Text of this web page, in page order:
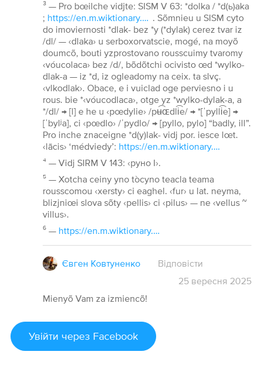
³ — Pro bœilche vidjte: SISM V 63: *dolka / *d(ь)aka
;
https://en.m.wiktionary.org/wiki/dlaka . Sõmnieu u SISM cyto
do imoviernosti *dlak- bez *y (*dylak) cerez tvar iz
/dl/ — ‹dlaka› u serboxorvatscie, mogé, na moyõ
doumcõ, bouti yzprostovano rousscuimy tvaromy
‹vóucolaca› bez /d/, bõdõtchi ocivisto œd *wylko-
dlak-a — iz *d, iz ogleadomy na ceix. ta slvç.
‹vlkodlak›. Obace, e i vuiclad oge perviesno i u
rous. bie *‹vóucodlaca›, otge yz *wylko-dylak-a, a
*/dl/ → [l] e he u ‹pœdylie› /pʉ͡ɶdli͡e/ → *[ˈpylli͡e] →
[ˈbylʲa], ci ‹pœdlo› /ˈpydlo/ → [pyllo, pylo] “badly, ill”.
Pro inche znaceigne *d(y)lak- vidj por. iesce lœt.
‹lācis› ‘médviedy’:
https://en.m.wiktionary.org/wiki/lācis
⁴ — Vidj SIRM V 143: ‹руно I›.
⁵ — Xotcha ceiny yno tòcyno teacla teama
rousscomou ‹xersty› ci eaghel. ‹fur› u lat. neyma,
blizjniœi slova sõty ‹pellis› ci ‹pilus› — ne ‹vellus ~
villus›.
⁶ —
https://en.m.wiktionary.org/wiki/velvet
Євген Ковтуненко
Відповісти
25 вересня 2025
Mienyõ Vam za izmiencõ!
Увійти через Facebook